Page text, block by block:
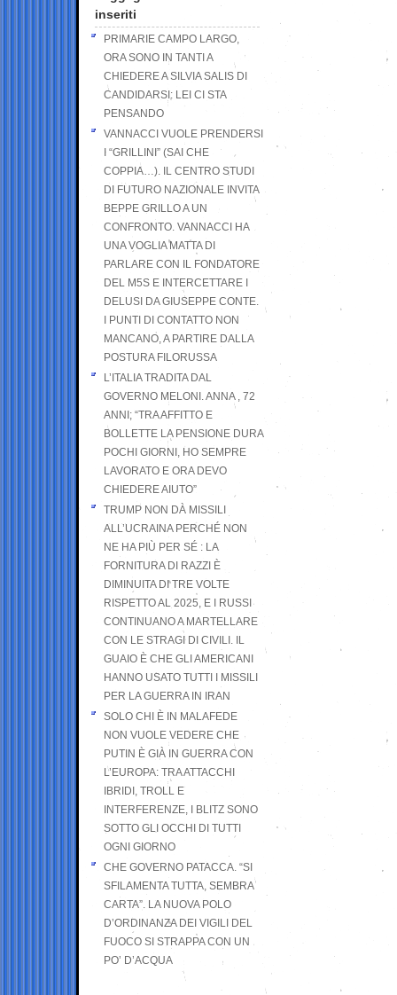
inseriti
PRIMARIE CAMPO LARGO,
ORA SONO IN TANTI A
CHIEDERE A SILVIA SALIS DI
CANDIDARSI: LEI CI STA
PENSANDO
VANNACCI VUOLE PRENDERSI
I “GRILLINI” (SAI CHE
COPPIA…). IL CENTRO STUDI
DI FUTURO NAZIONALE INVITA
BEPPE GRILLO A UN
CONFRONTO. VANNACCI HA
UNA VOGLIA MATTA DI
PARLARE CON IL FONDATORE
DEL M5S E INTERCETTARE I
DELUSI DA GIUSEPPE CONTE.
I PUNTI DI CONTATTO NON
MANCANO, A PARTIRE DALLA
POSTURA FILORUSSA
L’ITALIA TRADITA DAL
GOVERNO MELONI. ANNA , 72
ANNI; “TRA AFFITTO E
BOLLETTE LA PENSIONE DURA
POCHI GIORNI, HO SEMPRE
LAVORATO E ORA DEVO
CHIEDERE AIUTO”
TRUMP NON DÀ MISSILI
ALL’UCRAINA PERCHÉ NON
NE HA PIÙ PER SÉ : LA
FORNITURA DI RAZZI È
DIMINUITA DI TRE VOLTE
RISPETTO AL 2025, E I RUSSI
CONTINUANO A MARTELLARE
CON LE STRAGI DI CIVILI. IL
GUAIO È CHE GLI AMERICANI
HANNO USATO TUTTI I MISSILI
PER LA GUERRA IN IRAN
SOLO CHI È IN MALAFEDE
NON VUOLE VEDERE CHE
PUTIN È GIÀ IN GUERRA CON
L’EUROPA: TRA ATTACCHI
IBRIDI, TROLL E
INTERFERENZE, I BLITZ SONO
SOTTO GLI OCCHI DI TUTTI
OGNI GIORNO
CHE GOVERNO PATACCA. “SI
SFILAMENTA TUTTA, SEMBRA
CARTA”. LA NUOVA POLO
D’ORDINANZA DEI VIGILI DEL
FUOCO SI STRAPPA CON UN
PO’ D’ACQUA